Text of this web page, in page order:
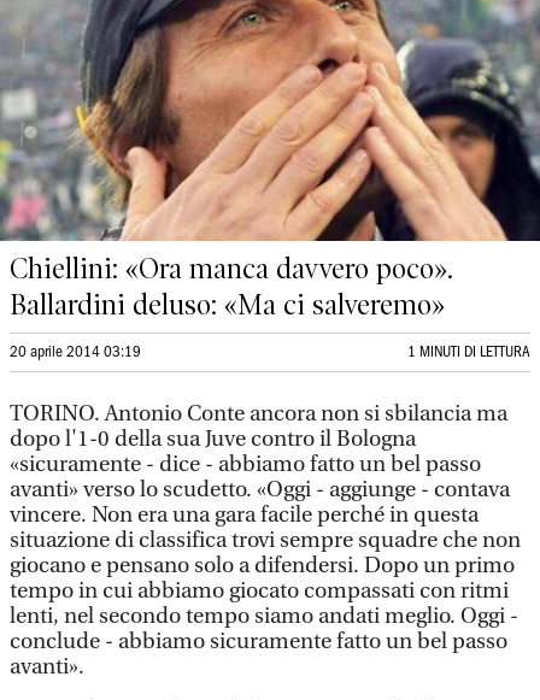
Chiellini: «Ora manca davvero poco».
Ballardini deluso: «Ma ci salveremo»
20 aprile 2014 03:19 1 MINUTI DI LETTURA
TORINO. Antonio Conte ancora non si sbilancia ma
dopo l'1-0 della sua Juve contro il Bologna
«sicuramente - dice - abbiamo fatto un bel passo
avanti» verso lo scudetto. «Oggi - aggiunge - contava
vincere. Non era una gara facile perché in questa
situazione di classifica trovi sempre squadre che non
giocano e pensano solo a difendersi. Dopo un primo
tempo in cui abbiamo giocato compassati con ritmi
lenti, nel secondo tempo siamo andati meglio. Oggi -
conclude - abbiamo sicuramente fatto un bel passo
avanti».